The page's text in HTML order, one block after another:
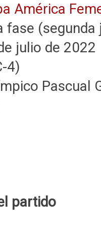
América
fase
julio de 2022
4)
Pascual
partido